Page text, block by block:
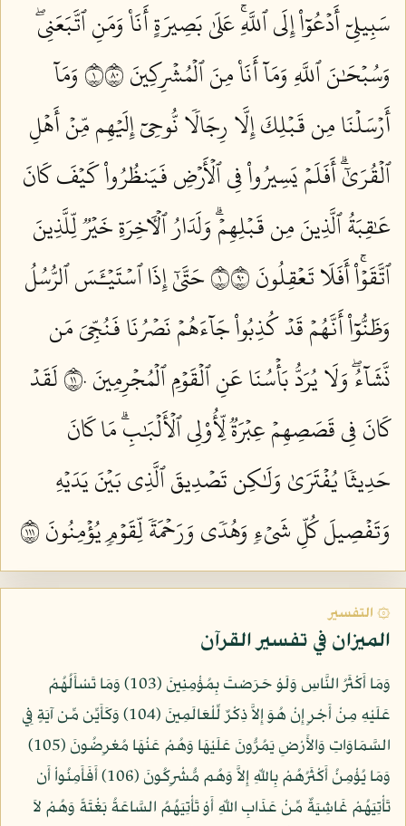
سَبِيلِيٓ أَدۡعُوٓاْ إِلَى ٱللَّهِۚ عَلَىٰ بَصِيرَةٍ أَنَا۠ وَمَنِ ٱتَّبَعَنِيۖ
وَسُبۡحَٰنَ ٱللَّهِ وَمَآ أَنَا۠ مِنَ ٱلۡمُشۡرِكِينَ ١٠٨
وَمَآ
أَرۡسَلۡنَا مِن قَبۡلِكَ إِلَّا رِجَالٗا نُّوحِيٓ إِلَيۡهِم مِّنۡ أَهۡلِ
ٱلۡقُرَىٰٓۗ أَفَلَمۡ يَسِيرُواْ فِي ٱلۡأَرۡضِ فَيَنظُرُواْ كَيۡفَ كَانَ
عَٰقِبَةُ ٱلَّذِينَ مِن قَبۡلِهِمۡۗ وَلَدَارُ ٱلۡأٓخِرَةِ خَيۡرٞ لِّلَّذِينَ
ٱتَّقَوۡاْۚ أَفَلَا تَعۡقِلُونَ ١٠٩
حَتَّىٰٓ إِذَا ٱسۡتَيۡـَٔسَ ٱلرُّسُلُ
وَظَنُّوٓاْ أَنَّهُمۡ قَدۡ كُذِبُواْ جَآءَهُمۡ نَصۡرُنَا فَنُجِّيَ مَن
نَّشَآءُۖ وَلَا يُرَدُّ بَأۡسُنَا عَنِ ٱلۡقَوۡمِ ٱلۡمُجۡرِمِينَ ١١٠
لَقَدۡ
كَانَ فِي قَصَصِهِمۡ عِبۡرَةٞ لِّأُوْلِي ٱلۡأَلۡبَٰبِۗ مَا كَانَ
حَدِيثٗا يُفۡتَرَىٰ وَلَٰكِن تَصۡدِيقَ ٱلَّذِي بَيۡنَ يَدَيۡهِ
وَتَفۡصِيلَ كُلِّ شَيۡءٖ وَهُدٗى وَرَحۡمَةٗ لِّقَوۡمٖ يُؤۡمِنُونَ ١١١
۞ التفسير
الميزان في تفسير القرآن
وَمَا أَكْثَرُ النَّاسِ وَلَوْ حَرَصْتَ بِمُؤْمِنِينَ (103) وَمَا تَسْأَلُهُمْ
عَلَيْهِ مِنْ أَجْرٍ إِنْ هُوَ إِلاَّ ذِكْرٌ لِّلْعَالَمِينَ (104) وَكَأَيِّن مِّن آيَةٍ فِي
السَّمَاوَاتِ وَالأَرْضِ يَمُرُّونَ عَلَيْهَا وَهُمْ عَنْهَا مُعْرِضُونَ (105)
وَمَا يُؤْمِنُ أَكْثَرُهُمْ بِاللّهِ إِلاَّ وَهُم مُّشْرِكُونَ (106) أَفَأَمِنُواْ أَن
تَأْتِيَهُمْ غَاشِيَةٌ مِّنْ عَذَابِ اللّهِ أَوْ تَأْتِيَهُمُ السَّاعَةُ بَغْتَةً وَهُمْ لاَ